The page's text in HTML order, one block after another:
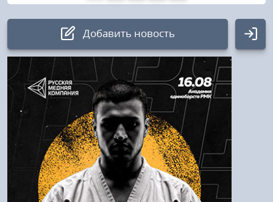
Добавить новость
Авторизация
Логин:
Пароль
Войти